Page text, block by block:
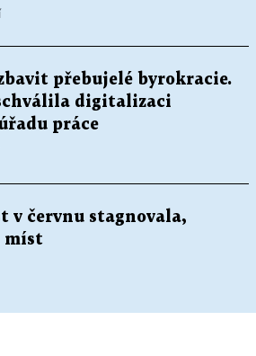
přebujelé byrokracie.
digitalizaci
práce
v červnu stagnovala,
míst